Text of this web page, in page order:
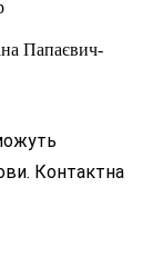
Папаєвич-
Контактна